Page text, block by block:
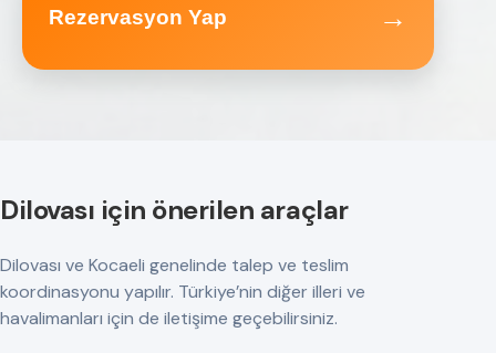
Rezervasyon Yap →
Dilovası için önerilen araçlar
Dilovası ve Kocaeli genelinde talep ve teslim
koordinasyonu yapılır. Türkiye’nin diğer illeri ve
havalimanları için de iletişime geçebilirsiniz.